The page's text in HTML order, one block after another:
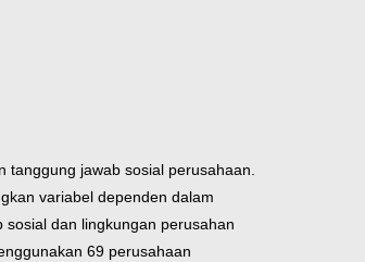
tanggung jawab sosial perusahaan.
variabel dependen dalam
dan lingkungan perusahan
69 perusahaan